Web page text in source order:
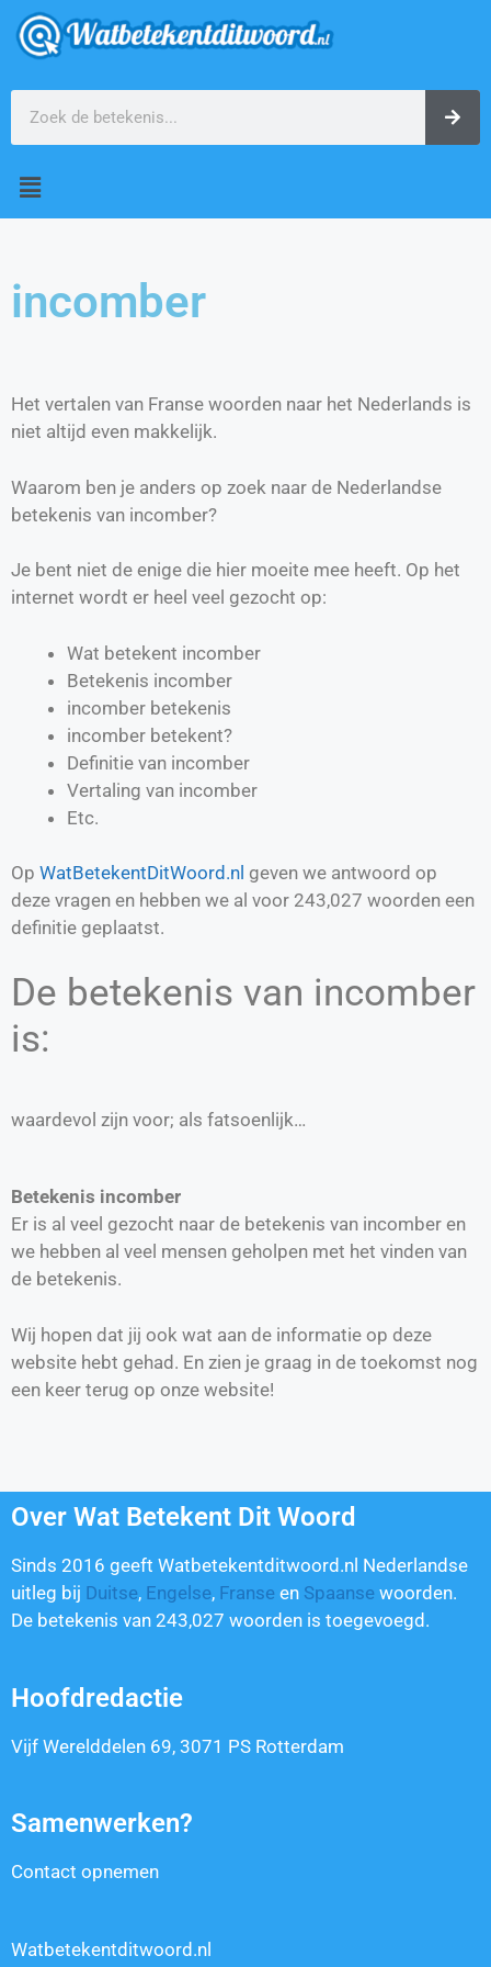
incomber
Het vertalen van Franse woorden naar het Nederlands is
niet altijd even makkelijk.
Waarom ben je anders op zoek naar de Nederlandse
betekenis van incomber?
Je bent niet de enige die hier moeite mee heeft. Op het
internet wordt er heel veel gezocht op:
Wat betekent incomber
Betekenis incomber
incomber betekenis
incomber betekent?
Definitie van incomber
Vertaling van incomber
Etc.
Op WatBetekentDitWoord.nl geven we antwoord op
deze vragen en hebben we al voor 243,027 woorden een
definitie geplaatst.
De betekenis van incomber
is:
waardevol zijn voor; als fatsoenlijk…
Betekenis incomber
Er is al veel gezocht naar de betekenis van incomber en
we hebben al veel mensen geholpen met het vinden van
de betekenis.
Wij hopen dat jij ook wat aan de informatie op deze
website hebt gehad. En zien je graag in de toekomst nog
een keer terug op onze website!
Over Wat Betekent Dit Woord
Sinds 2016 geeft Watbetekentditwoord.nl Nederlandse
uitleg bij Duitse, Engelse, Franse en Spaanse woorden.
De betekenis van 243,027 woorden is toegevoegd.
Hoofdredactie
Vijf Werelddelen 69, 3071 PS Rotterdam
Samenwerken?
Contact opnemen
Watbetekentditwoord.nl